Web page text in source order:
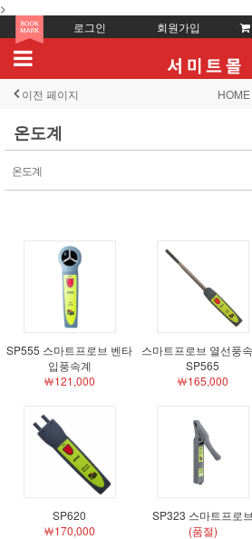
>
로그인
회원가입
이전 페이지 HOME
온도계
온도계
SP555 스마트프로브 벤타
입풍속계
￦121,000
스마트프로브 열선풍
SP565
￦165,000
SP620
￦170,000
SP323 스마트프로브
(품절)